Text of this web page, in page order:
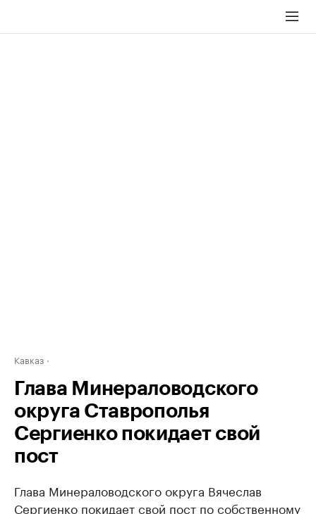
Кавказ
Глава Минераловодского
округа Ставрополья
Сергиенко покидает свой
пост
Глава Минераловодского округа Вячеслав
Сергиенко покидает свой пост по собственному